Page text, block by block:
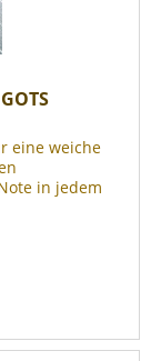
eine weiche
in jedem